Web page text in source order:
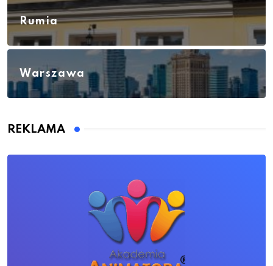
Rumia
Warszawa
REKLAMA